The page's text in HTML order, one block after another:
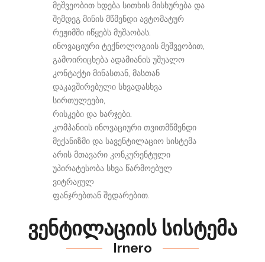
მეშვეობით ხდება სითხის მისხურება და
შემდეგ მინის მწმენდი ავტომატურ
რეჟიმში იწყებს მუშაობას.
ინოვაციური ტექნოლოგიის მეშვეობით,
გამოირიცხება ადამიანის უშუალო
კონტაქტი მინასთან, მასთან
დაკავშირებული სხვადასხვა
სირთულეები,
რისკები და ხარჯები.
კომპანიის ინოვაციური თვითმწმენდი
მექანიზმი და სავენტილაციო სისტემა
არის მთავარი კონკურენტული
უპირატესობა სხვა წარმოებულ
ვიტრაჟულ
ფანჯრებთან შედარებით.
ვენტილაციის სისტემა
Irnero